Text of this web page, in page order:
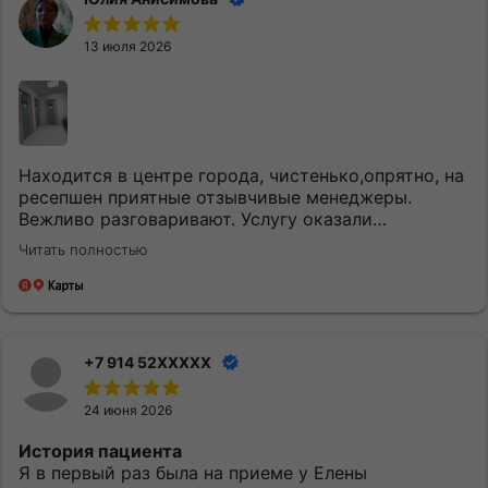
13 июля 2026
Находится в центре города, чистенько,опрятно, на
ресепшен приятные отзывчивые менеджеры.
Вежливо разговаривают. Услугу оказали
качественно и вовремя. Однозначно придем еще.
Читать полностью
+7 914 52XXXXX
24 июня 2026
История пациента
Я в первый раз была на приеме у Елены